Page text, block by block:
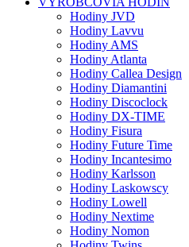
Hodiny JVD
Hodiny Lavvu
Hodiny AMS
Hodiny Atlanta
Hodiny Callea Design
Hodiny Diamantini
Hodiny Discoclock
Hodiny DX-TIME
Hodiny Fisura
Hodiny Future Time
Hodiny Incantesimo
Hodiny Karlsson
Hodiny Laskowscy
Hodiny Lowell
Hodiny Nextime
Hodiny Nomon